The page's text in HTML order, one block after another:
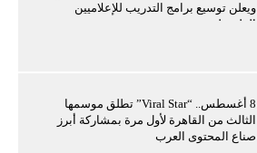
ويعلن توسيع برامج التدريب للإعلاميين
الفلسطينيين
8 أغسطس.. “Viral Star” تطلق موسمها
الثالث من القاهرة لأول مرة بمشاركة أبرز
صناع المحتوى العرب